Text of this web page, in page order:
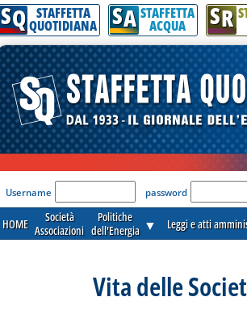
SQ STAFFETTA
QUOTIDIANA SA STAFFETTA
ACQUA SR
'Modulo Login per accedere'
Username password
HOME
Società
Associazioni
Politiche
dell'Energia ▼ Leggi e atti
Vita delle